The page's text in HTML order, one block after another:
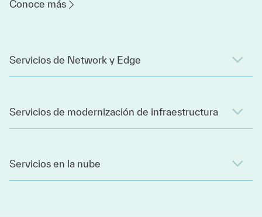
Conoce más
Servicios de Network y Edge
Servicios de modernización de infraestructura
Servicios en la nube